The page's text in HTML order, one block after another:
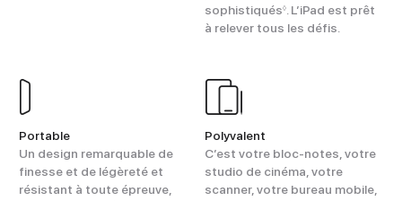
sophistiqués◊ . L’iPad est prêt
à relever tous les défis.
Portable
Un design remarquable de
finesse et de légèreté et
résistant à toute épreuve,
Polyvalent
C’est votre bloc-notes, votre
studio de cinéma, votre
scanner, votre bureau mobile,